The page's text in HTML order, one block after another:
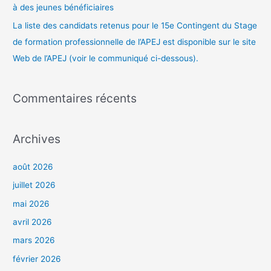
à des jeunes bénéficiaires
La liste des candidats retenus pour le 15e Contingent du Stage
de formation professionnelle de l’APEJ est disponible sur le site
Web de l’APEJ (voir le communiqué ci-dessous).
Commentaires récents
Archives
août 2026
juillet 2026
mai 2026
avril 2026
mars 2026
février 2026